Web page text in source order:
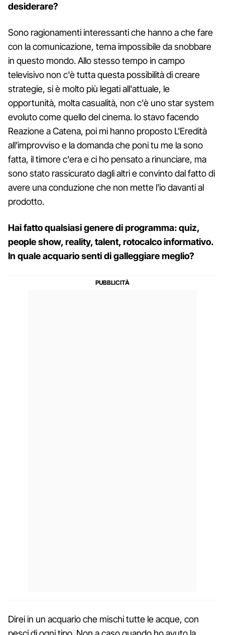
desiderare?
Sono ragionamenti interessanti che hanno a che fare
con la comunicazione, tema impossibile da snobbare
in questo mondo. Allo stesso tempo in campo
televisivo non c'è tutta questa possibilità di creare
strategie, si è molto più legati all'attuale, le
opportunità, molta casualità, non c'è uno star system
evoluto come quello del cinema. Io stavo facendo
Reazione a Catena, poi mi hanno proposto L'Eredità
all'improvviso e la domanda che poni tu me la sono
fatta, il timore c'era e ci ho pensato a rinunciare, ma
sono stato rassicurato dagli altri e convinto dal fatto di
avere una conduzione che non mette l'io davanti al
prodotto.
Hai fatto qualsiasi genere di programma: quiz,
people show, reality, talent, rotocalco informativo.
In quale acquario senti di galleggiare meglio?
Direi in un acquario che mischi tutte le acque, con